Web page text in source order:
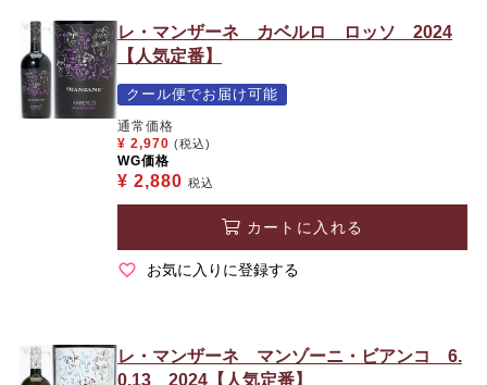
レ・マンザーネ カベルロ ロッソ 2024
【人気定番】
クール便でお届け可能
通常価格
¥ 2,970 (税込)
WG価格
¥ 2,880 税込
カートに入れる
お気に入りに登録する
レ・マンザーネ マンゾーニ・ビアンコ 6.
0.13 2024【人気定番】